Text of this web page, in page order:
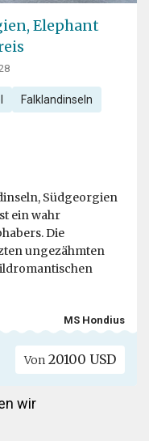
Elephant
Falklandinseln
Südgeorgien
ein wahr
Die
ungezähmten
MS Hondius
Von 20100 USD
wir